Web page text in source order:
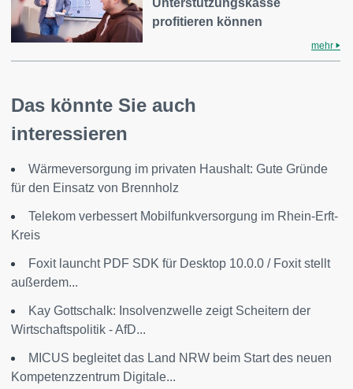
Unterstützungskasse
profitieren können
mehr
Das könnte Sie auch
interessieren
Wärmeversorgung im privaten Haushalt: Gute Gründe
für den Einsatz von Brennholz
Telekom verbessert Mobilfunkversorgung im Rhein-Erft-
Kreis
Foxit launcht PDF SDK für Desktop 10.0.0 / Foxit stellt
außerdem...
Kay Gottschalk: Insolvenzwelle zeigt Scheitern der
Wirtschaftspolitik - AfD...
MICUS begleitet das Land NRW beim Start des neuen
Kompetenzzentrum Digitale...